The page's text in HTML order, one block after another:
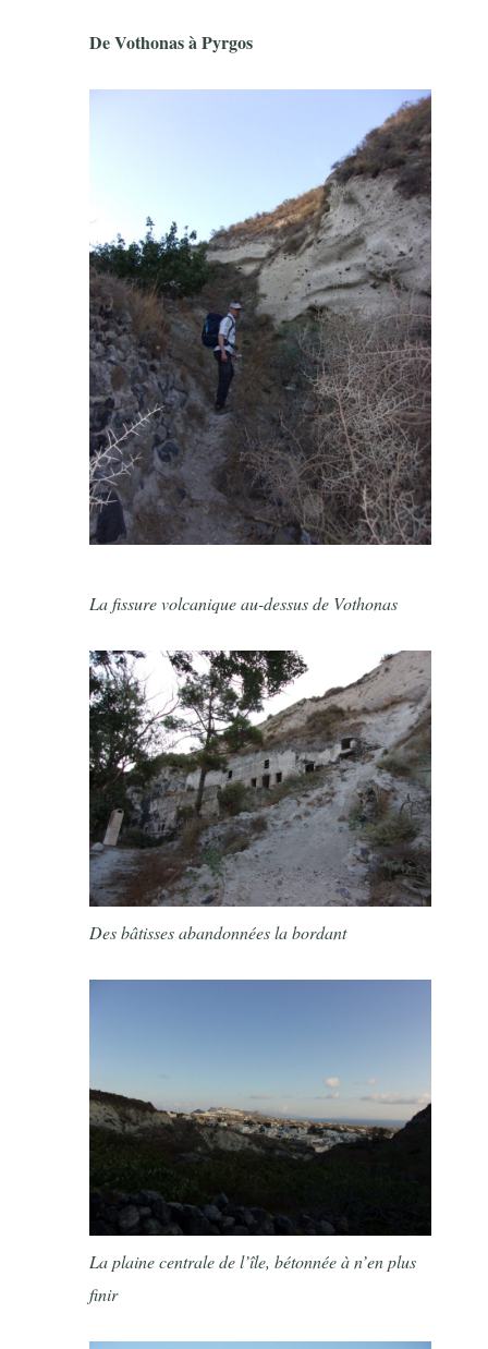
De Vothonas à Pyrgos
La fissure volcanique au-dessus de Vothonas
Des bâtisses abandonnées la bordant
La plaine centrale de l’île, bétonnée à n’en plus
finir